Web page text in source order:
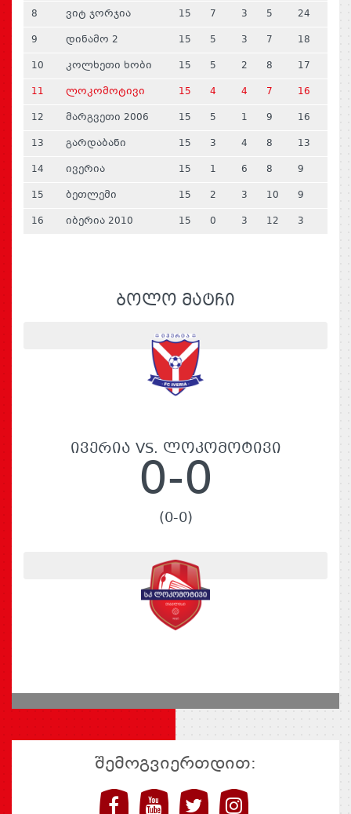
8
ვიტ ჯორჯია 15 7 3 5
24
9
დინამო 2 15 5 3 7
18
10
კოლხეთი ხობი 15 5 2 8
17
11
ლოკომოტივი 15 4 4 7
16
12
მარგვეთი 2006 15 5 1 9
16
13
გარდაბანი 15 3 4 8
13
14
ივერია 15 1 6 8
9
15
ბეთლემი 15 2 3 10
9
16
იბერია 2010 15 0 3 12 3
ᲑᲝᲚᲝ ᲛᲐᲢᲩᲘ
ᲘᲕᲔᲠᲘᲐ VS. ᲚᲝᲙᲝᲛᲝᲢᲘᲕᲘ
0-0
(0-0)
შემოგვიერთდით: